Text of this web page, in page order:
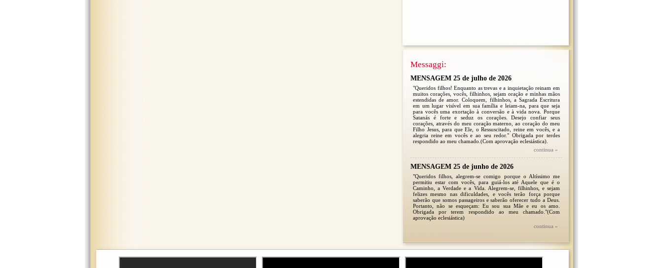
Messaggi:
MENSAGEM 25 de julho de 2026
"Queridos filhos! Enquanto as trevas e a inquietação reinam em
muitos corações, vocês, filhinhos, sejam oração e minhas mãos
estendidas de amor. Coloquem, filhinhos, a Sagrada Escritura
em um lugar visível em sua família e leiam-na, para que seja
para vocês uma exortação à conversão e à vida nova. Porque
Satanás é forte e seduz os corações. Desejo confiar seus
corações, através do meu coração materno, ao coração do meu
Filho Jesus, para que Ele, o Ressuscitado, reine em vocês, e a
alegria reine em vocês e ao seu redor." Obrigada por terdes
respondido ao meu chamado.(Com aprovação eclesiástica).
continua »
MENSAGEM 25 de junho de 2026
"Queridos filhos, alegrem-se comigo porque o Altíssimo me
permitiu estar com vocês, para guiá-los até Aquele que é o
Caminho, a Verdade e a Vida. Alegrem-se, filhinhos, e sejam
felizes mesmo nas dificuldades, e vocês terão força porque
saberão que somos passageiros e saberão oferecer tudo a Deus.
Portanto, não se esqueçam: Eu sou sua Mãe e eu os amo.
Obrigada por terem respondido ao meu chamado."(Com
aprovação eclesiástica)
continua »